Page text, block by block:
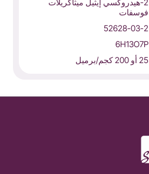
2-هيدروكسي إيثيل ميثاكريلات
فوسفات
52628-03-2
6H13O7P
25 أو 200 كجم/برميل